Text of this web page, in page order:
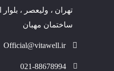
ساختمان مهبان
Official@vitawell.ir
021-88678994